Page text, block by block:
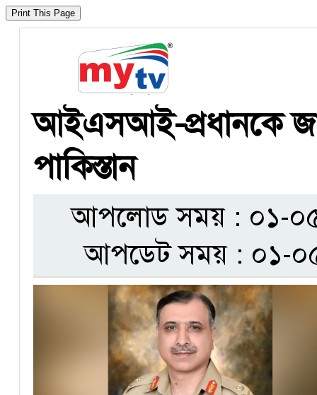
আইএসআই-প্রধানকে
পাকিস্তান
আপলোড সময় : ০১-
আপডেট সময় : ০১-